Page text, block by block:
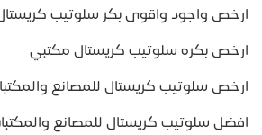
ارخص واجود واقوى بكر سلوتيب
ارخص بكره سلوتيب كريستال مكتبي
ارخص سلوتيب كريستال للمصانع
افضل سلوتيب كريستال للمصانع